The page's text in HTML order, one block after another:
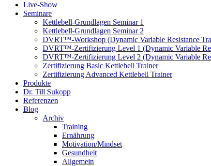
Live-Show
Seminare
Kettlebell-Grundlagen Seminar 1
Kettlebell-Grundlagen Seminar 2
DVRT™-Workshop (Dynamic Variable Resistance
DVRT™-Zertifizierung Level 1 (Dynamic Variable
DVRT™-Zertifizierung Level 2 (Dynamic Variable
Zertifizierung Basic Kettlebell Trainer
Zertifizierung Advanced Kettlebell Trainer
Produkte
Dr. Till Sukopp
Referenzen
Blog
Archiv
Training
Ernährung
Motivation/Mindset
Gesundheit
Allgemein